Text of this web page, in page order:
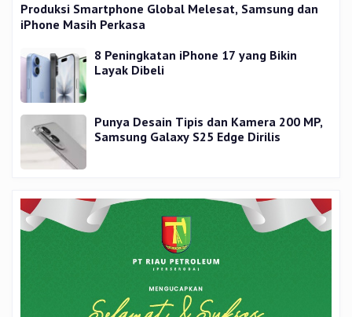
Produksi Smartphone Global Melesat, Samsung dan
iPhone Masih Perkasa
8 Peningkatan iPhone 17 yang Bikin
Layak Dibeli
Punya Desain Tipis dan Kamera 200 MP,
Samsung Galaxy S25 Edge Dirilis